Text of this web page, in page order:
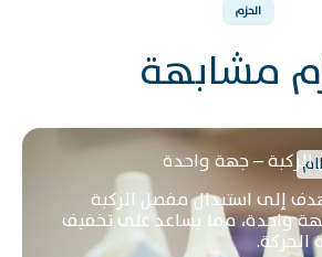
الحزم
مشابهة
– جهة واحدة
إلى استبدال مفصل الركبة
واحدة، مما يساعد على تخفيف
الحركة.